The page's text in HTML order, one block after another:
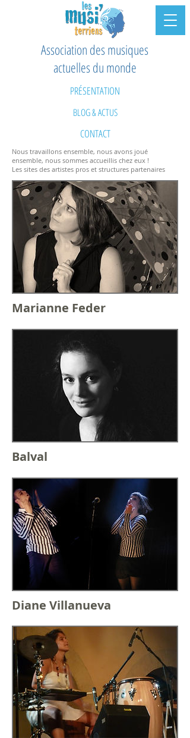
Association des musiques
actuelles du monde
PRÉSENTATION
BLOG & ACTUS
CONTACT
Nous travaillons ensemble, nous avons joué
ensemble, nous sommes accueillis chez eux !
Les sites des artistes pros et structures partenaires
Marianne Feder
Balval
Diane Villanueva